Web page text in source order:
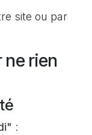
site ou par
ne rien
: